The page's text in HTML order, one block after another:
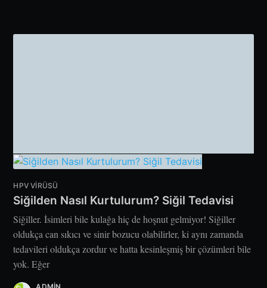
HPV VIRÜSÜ
Siğilden Nasıl Kurtulurum? Siğil Tedavisi
Siğiller. İsimleri bile kulağa hiç de hoşnut gelmiyor! Siğiller
oldukça can sıkıcı ve sinir bozucu olabilirler, ki aynı zamanda
tedavileri oldukça zordur ve hatta kesinleşmiş bir çözümleri bile
yok. Eğer